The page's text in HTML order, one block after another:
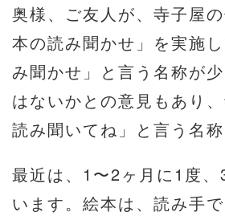
奥様、ご友人が、寺子屋
本の読み聞かせ」を実施
み聞かせ」と言う名称が
はないかとの意見もあり
読み聞いてね」と言う名称
最近は、1〜2ヶ月に1度
います。絵本は、読み手